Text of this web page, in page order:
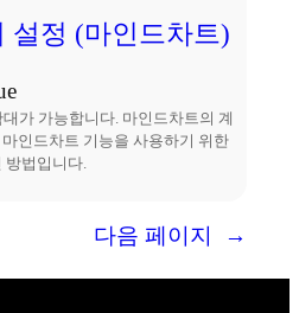
설정 (마인드차트)
가 가능합니다. 마인드차트의 계
인드차트 기능을 사용하기 위한
방법입니다.
다음 페이지 →